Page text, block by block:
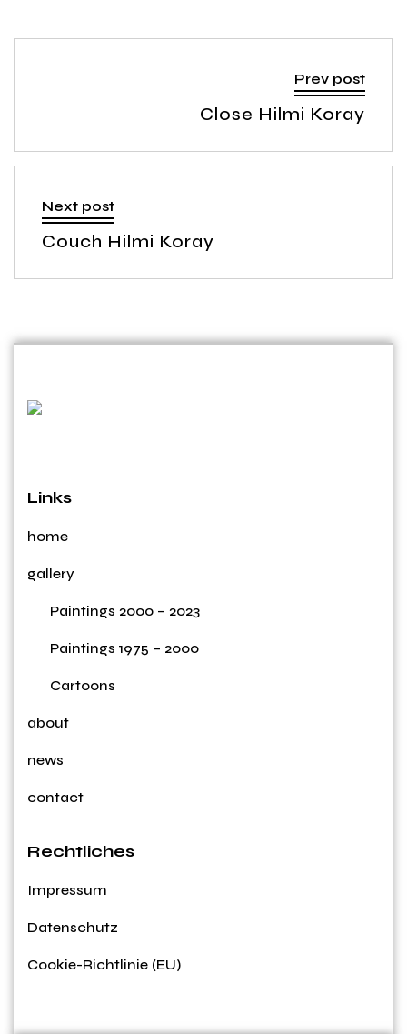
Prev post
Close Hilmi Koray
Next post
Couch Hilmi Koray
Links
home
gallery
Paintings 2000 – 2023
Paintings 1975 – 2000
Cartoons
about
news
contact
Rechtliches
Impressum
Datenschutz
Cookie-Richtlinie (EU)